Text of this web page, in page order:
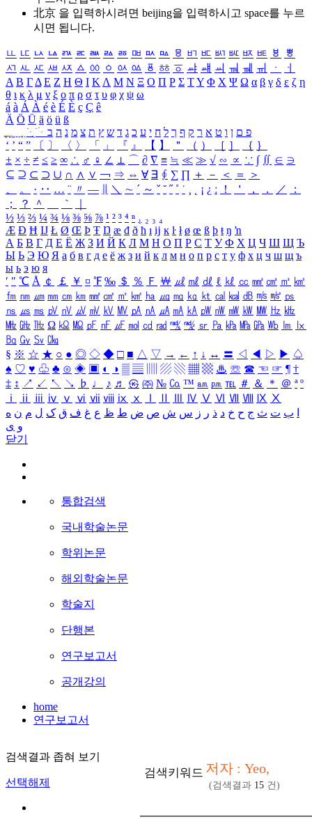
北京 을 입력하시려면 beijing을 입력하시고 space를 누르
시면 됩니다.
ㅥ ㅦ ㅧ ㅨ ㅩ ㅪ ㅫ ㅬ ㅭ ㅮ ㅯ ㅰ ㅱ ㅲ ㅳ ㅴ ㅵ ㅶ ㅷ ㅸ
ㅹ
ㅺ ㅻ ㅼ ㅽ ㅾ ㅿ ㆀ ㆁ ㆂ ㆃ ㆄ ㆅ ㆆ ㆇ ㆈ ㆉ ㆊ ㆋ ㆌ ㆍ
ㆎ
Α Β ΓΔ Ε Ζ Η Θ Ι ΚΛ Μ Ν Ξ Ο Π Ρ Σ ΤΥ Φ Χ Ψ Ω α β γ δ ε ζ η
θ ι κ λ μ ν ξ ο π ρ σ τ υ φ χ ψ ω
á à Á À é è É È ç Ç ê
Ä Ö Ü ä ö ü ß
ִֶֹ ֻּ ׁׂ פ ם ן ו ט א ר ק ף ך ל ח י ע כ ג ד ש ץ ת צ מ נ ה ב
‘ ’ “ ” 〔 〕 〈 〉 「 」 『 』 【 】 ＂ （ ） ［ ］ ｛ ｝
± × ÷ ≠ ≤ ≥ ∞ ∴ ♂ ♀ ∠ ⊥ ⌒ ∂ ∇ ≡ ≒ ≪ ≫ √ ∽ ∝ ∵ ∫ ∬ ∈ ∋
⊆ ⊇ ⊂ ⊃ ∪ ∩ ∧ ∨ ￢ ⇒ ⇔ ∀ ∃ ∮ ∑ ∏ ＋ － ＜ ＝
＞
、
。 · ‥ … ¨ 〃 ― ＼ ∼ ´ ～ ˇ ˘ ˝ ˚ ˙ ¸ ¡ ¿ ː ！ ＇ ， ． ／
：
；
？ ＾ ｀
½ ⅓ ⅔ ¼ ¾ ⅛ ⅜ ⅝ ⅞ ¹ ² ³ ⁴ ⁿ ₁ ₂ ₃ ₄
Æ Ð Ħ Ĳ Ł Ø Œ Þ Ŧ Ŋ æ đ ð ħ ı ĳ ĸ ŀ ł ø œ ß þ ŧ ŋ ŉ
А Б В Г Д Е Ё Ж З И Й К Л М Н О П Р С Т У Ф Х Ц Ч Ш Щ Ъ
Ы Ь Э Ю Я а б в г д е ё ж з и й к л м н о п р с т у ф х ц ч ш щ ъ
ы ь э ю я
′ ″ ℃ Å ￠ ￡ ￥ ¤ ℉ ‰ ＄ ％ Ｆ ￦ ㎕ ㎖ ㎗ ℓ ㎘ ㏄ ㎣ ㎤ ㎥ ㎦
㎙ ㎚ ㎛ ㎜ ㎝ ㎞ ㎟ ㎠ ㎡ ㎢ ㏊ ㎍ ㎎ ㎏ ㏏ ㎈ ㎉ ㏈ ㎧ ㎨ ㎰
㎱ ㎲ ㎳ ㎴ ㎵ ㎶ ㎷ ㎸ ㎹ ㎀ ㎁ ㎂ ㎃ ㎄ ㎺ ㎻ ㎽ ㎾ ㎿ ㎐ ㎑
㎒ ㎓ ㎔ Ω ㏀ ㏁ ㎊ ㎋ ㎌ ㏖ ㏅ ㎭ ㎮ ㎯ ㏛ ㎩ ㎪ ㎫ ㎬ ㏝ ㏐
㏓
㏃ ㏉ ㏜ ㏆
§ ※ ☆ ★ ○ ● ◎ ◇ ◆ □ ■ △ ▽ → ← ↑ ↓ ↔ 〓 ◁ ◀ ▷ ▶ ♤
♠ ♡ ♥ ♧ ♣ ⊙ ◈ ▣ ◐ ◑ ▒ ▤ ▨ ▧ ▦ ▩ ♨ ☏ ☎ ☜ ☞ ¶ †
‡ ↕ ↗ ↙ ↖ ↘ ♭ ♩ ♪ ♬ ㉿ ㈜ № ㏇ ™ ㏂ ㏘ ℡ ＃ ＆ ＊ ＠ ª º
ⅰ
ⅱ ⅲ ⅳ ⅴ ⅵ ⅶ ⅷ ⅸ ⅹ Ⅳ Ⅴ Ⅵ Ⅶ Ⅷ Ⅸ Ⅹ
ب ت ث ج ح خ د ذ ر ز س ش ص ض ط ظ ع غ ف ق ک ل م ن ه
و ی
닫기
통합검색
국내학술논문
학위논문
해외학술논문
학술지
단행본
연구보고서
공개강의
home
연구보고서
검색결과 좁혀 보기
선택해제
검색키워드 저자 : Yeo,
(검색결과 15 건)